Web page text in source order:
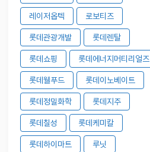
레이저옵텍 로보티즈
롯데관광개발 롯데렌탈
롯데쇼핑 롯데에너지머티리얼즈
롯데웰푸드 롯데이노베이트
롯데정밀화학 롯데지주
롯데칠성 롯데케미칼
롯데하이마트 루닛